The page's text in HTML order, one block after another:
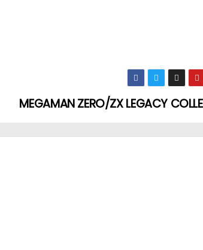
MEGAMAN ZERO/ZX LEGACY